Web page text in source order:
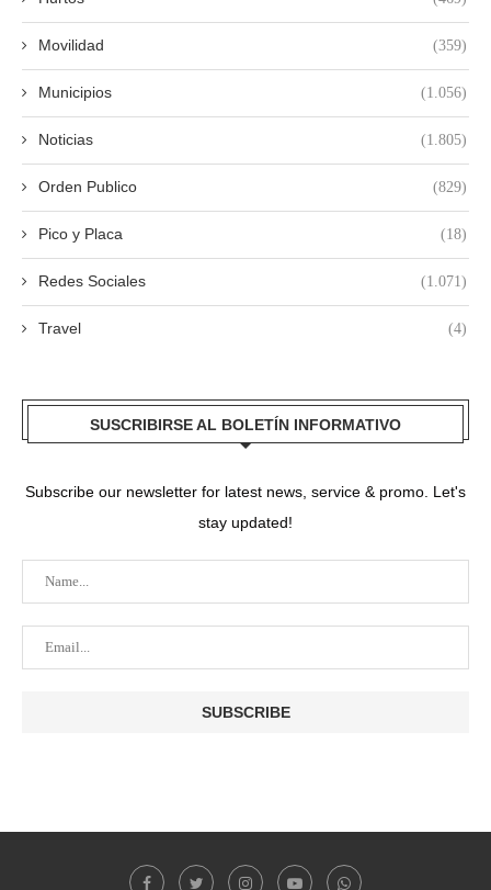
Movilidad (359)
Municipios (1.056)
Noticias (1.805)
Orden Publico (829)
Pico y Placa (18)
Redes Sociales (1.071)
Travel (4)
SUSCRIBIRSE AL BOLETÍN INFORMATIVO
Subscribe our newsletter for latest news, service & promo. Let's
stay updated!